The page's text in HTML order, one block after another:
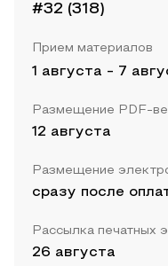
#32 (318)
Прием материалов
1 августа - 7
Размещение PDF-
12 августа
Размещение
сразу после
Рассылка печатных
26 августа